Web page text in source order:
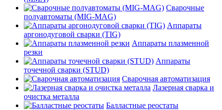
Сварочные
полуавтоматы (MIG-MAG)
Аппараты
аргонодуговой сварки (TIG)
Аппараты плазменной
резки
Аппараты
точечной сварки (STUD)
Сварочная автоматизация
Лазерная сварка и
очистка металла
Балластные реостаты